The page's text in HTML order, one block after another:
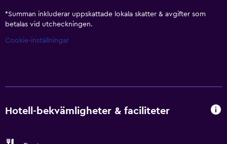
*Summan inkluderar uppskattade lokala skatter & avgifter som
betalas vid utcheckningen.
Cookie-inställningar
Hotell-bekvämligheter & faciliteter